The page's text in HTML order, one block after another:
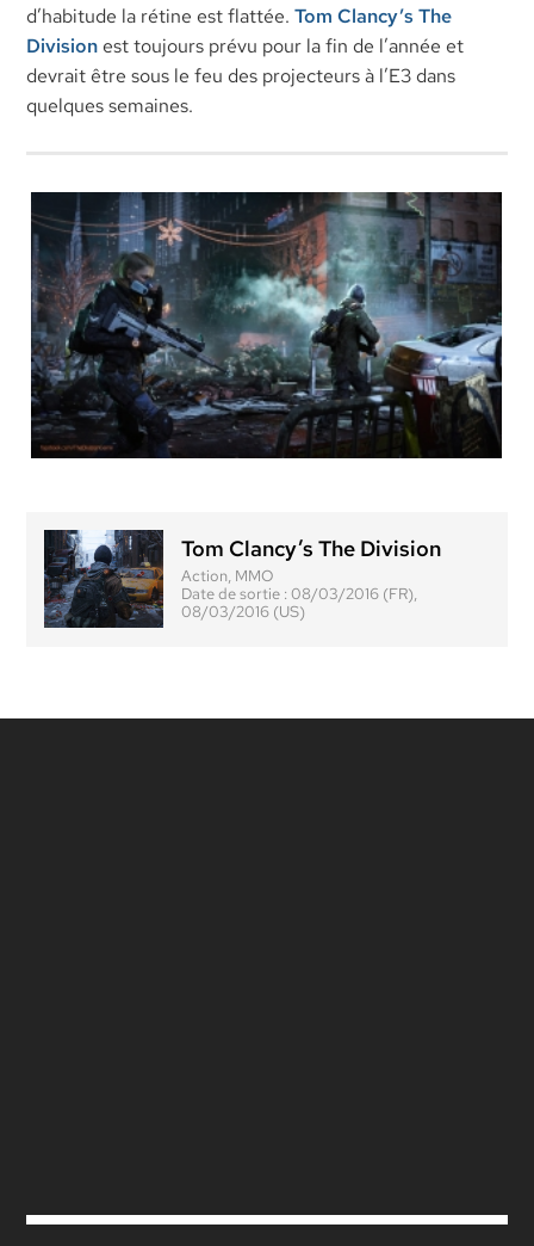
d’habitude la rétine est flattée.Tom Clancy’sThe
Division est toujours prévu pour la fin de l’année et
devrait être sous le feu des projecteurs à l’E3 dans
quelques semaines.
Tom Clancy’s The Division
Action, MMO
Date de sortie :08/03/2016 (FR),
08/03/2016 (US)